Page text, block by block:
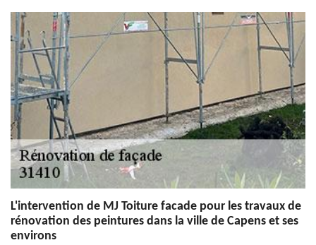
L'intervention de MJ Toiture facade pour les travaux de
rénovation des peintures dans la ville de Capens et ses
environs